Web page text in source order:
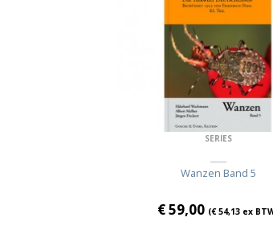
SERIES
Wanzen Band 5
€59,00 (€54,13 ex